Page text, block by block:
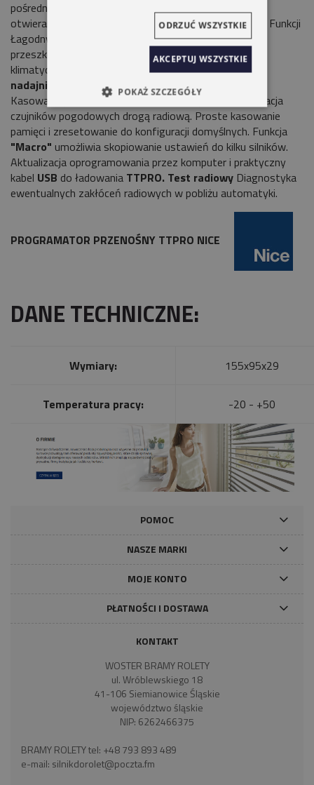
pośrednich. Prędkości obrotowej silnika. Czasu trwania
otwierania i zamykania. Konfiguracji wejść na przyciski. Funkcji
Łagodny Start i Łagodny
Stop.Funkcji wykrywania
przeszków. Adresu każdego silnika. Czujników
klimatycznych.
Proste zarządzanie
nadajnikami
Natychmiastowa aktywacja nadajnika.
Kasowanie jednego lub wszystkich nadajników. Aktywacja
czujników pogodowych drogą radiową. Proste kasowanie
pamięci i zresetowanie do konfiguracji domyślnych. Funkcja
"Macro" umożliwia skopiowanie ustawień do kilku silników.
Aktualizacja oprogramowania przez komputer i praktyczny
kabel USB do ładowania TTPRO. Test radiowy Diagnostyka
ewentualnych zakłóceń radiowych w pobliżu automatyki.
PROGRAMATOR PRZENOŚNY TTPRO NICE
DANE TECHNICZNE:
Wymiary: 155x95x29
Temperatura pracy: -20 - +50
POMOC
NASZE MARKI
MOJE KONTO
PŁATNOŚCI I DOSTAWA
KONTAKT
WOSTER BRAMY ROLETY
ul. Wróblewskiego 18
41-106 Siemianowice Śląskie
województwo śląskie
NIP: 6262466375
BRAMY ROLETY tel: +48 793 893 489
e-mail: silnikdorolet@poczta.fm
AKCEPTUJ WSZYSTKIE
ODRZUĆ WSZYSTKIE
POKAŻ SZCZEGÓŁY